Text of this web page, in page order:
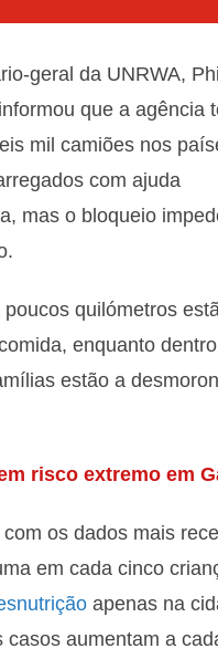
geral da UNRWA,
que a agência
mil camiões nos
com ajuda
mas o bloqueio
poucos quilómetros
enquanto
estão a
risco extremo em
os dados mais
em cada cinco
apenas na
casos aumentam a